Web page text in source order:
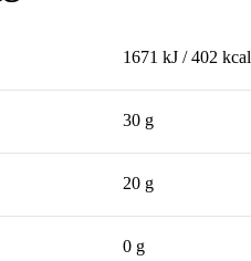
1671 kJ / 402 kcal
30 g
20 g
0 g